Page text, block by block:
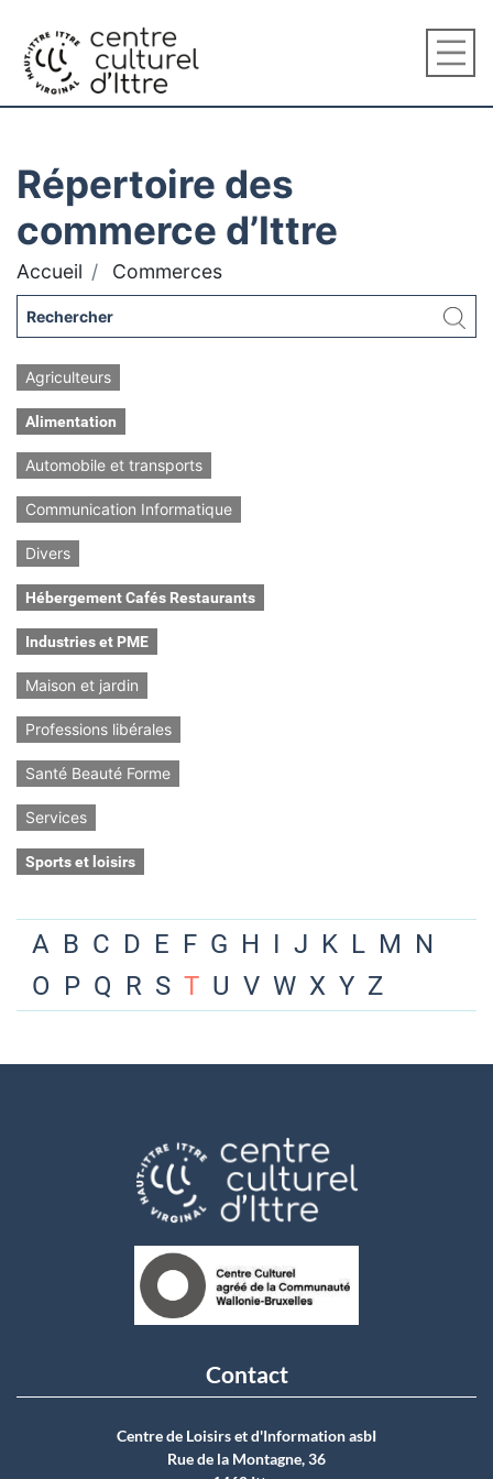
Répertoire des
commerce d’Ittre
Accueil Commerces
Agriculteurs
Alimentation
Automobile et transports
Communication Informatique
Divers
Hébergement Cafés Restaurants
Industries et PME
Maison et jardin
Professions libérales
Santé Beauté Forme
Services
Sports et loisirs
A B C D E F G H I J K L M N
O P Q R S T U V W X Y Z
Contact
Centre de Loisirs et d'Information asbI
Rue de la Montagne, 36